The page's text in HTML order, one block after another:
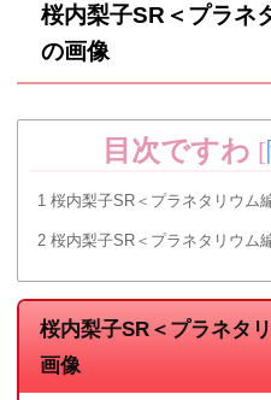
桜内梨子SR＜プラネ
の画像
目次ですわ [
1 桜内梨子SR＜プラネタリウム
2 桜内梨子SR＜プラネタリウム
桜内梨子SR＜プラネタ
画像